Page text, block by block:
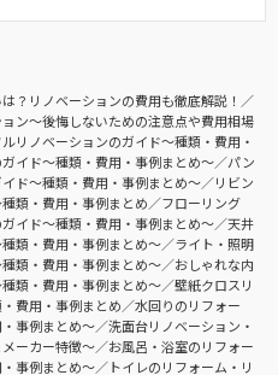
？リノベーションの費用も徹底解説！
ン〜後悔しないための注意点や費用相場
リノベーションのガイド〜種類・費用・
イド〜種類・費用・事例まとめ〜
パン
ド〜種類・費用・事例まとめ〜
リビン
類・費用・事例まとめ
フローリング
イド〜種類・費用・事例まとめ〜
天井
類・費用・事例まとめ〜
ライト・照明
類・費用・事例まとめ〜
おしゃれな内
類・費用・事例まとめ〜
壁紙クロスリ
費用・事例まとめ
水回りのリフォー
事例まとめ〜
洗面台リノベーション・
ーカー特徴〜
お風呂・浴室のリフォー
事例まとめ〜
トイレのリフォーム・リ